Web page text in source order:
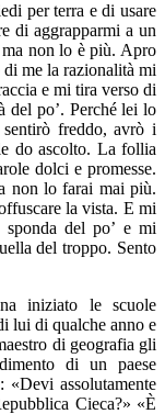
per terra e di usare
di aggrapparmi a un
ma non lo è più. Apro
me la razionalità mi
e mi tira verso di
del po’. Perché lei lo
freddo, avrò i
do ascolto. La follia
dolci e promesse.
non lo farai mai più.
la vista. E mi
sponda del po’ e mi
del troppo. Sento
iniziato le scuole
lui di qualche anno e
di geografia gli
di un paese
«Devi assolutamente
Cieca?» «È